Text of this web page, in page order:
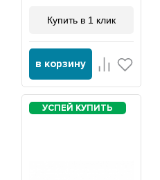
Купить в 1 клик
в корзину